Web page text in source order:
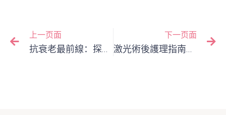
上一页面
抗衰老最前線：探索激光與脈衝光在回春領域的應用
下一页面
激光術後護理指南：專業技術師給客戶的居家保養建議